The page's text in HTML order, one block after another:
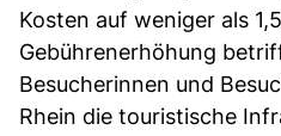
Kosten auf weniger als
Gebührenerhöhung
Besucherinnen und
Rhein die touristische